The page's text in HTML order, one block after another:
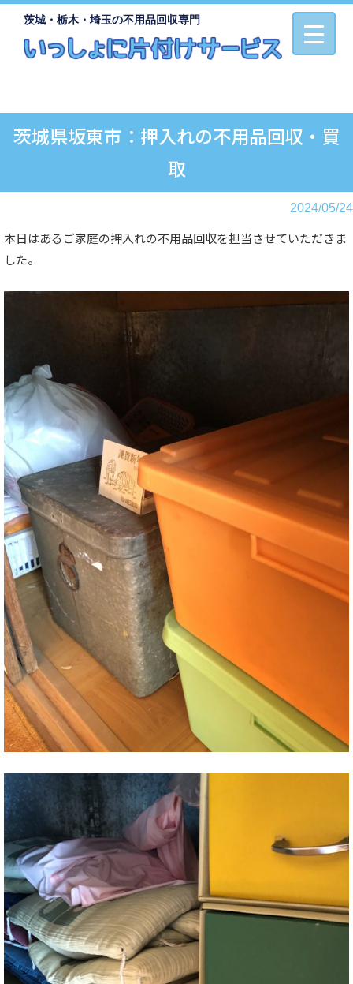
茨城・栃木・埼玉の不用品回収専門
茨城県坂東市：押入れの不用品回収・買
取
2024/05/24
本日はあるご家庭の押入れの不用品回収を担当させていただきま
した。